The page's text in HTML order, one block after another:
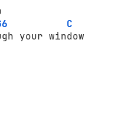
C
your window